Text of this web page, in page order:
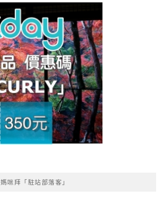
媽咪拜「駐站部落客」